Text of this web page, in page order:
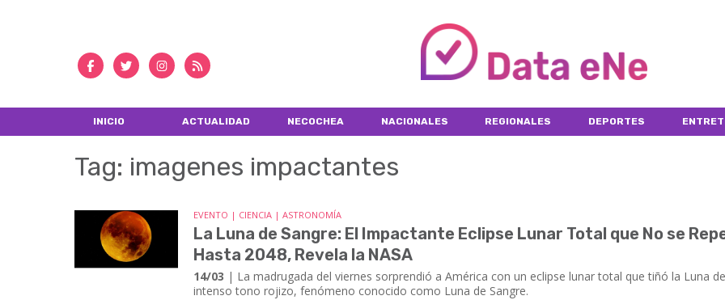
INICIO ACTUALIDAD NECOCHEA NACIONALES REGIONALES DEPORTES
Tag: imagenes impactantes
EVENTO | CIENCIA | ASTRONOMÍA
La Luna de Sangre: El Impactante Eclipse Lunar Total que No se
Hasta 2048, Revela la NASA
14/03 | La madrugada del viernes sorprendió a América con un eclipse lunar total que tiñó la Luna
intenso tono rojizo, fenómeno conocido como Luna de Sangre.